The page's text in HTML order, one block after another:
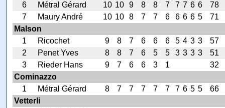
6
Métral Gérard 10 10 9 8 8 7 7 7 6 6
78
7
Maury André 10 10 8 7 7 6 6 6 6 5
71
Malson
1
Ricochet 9 8 7 6 6 6 5 4 3 3
57
2
Penet Yves 8 8 7 6 5 5 3 3 3 3
51
3
Rieder Hans 9 7 6 6 3 1
32
Cominazzo
1
Métral Gérard 8 7 7 7 7 7 7 6 5 5
66
Vetterli